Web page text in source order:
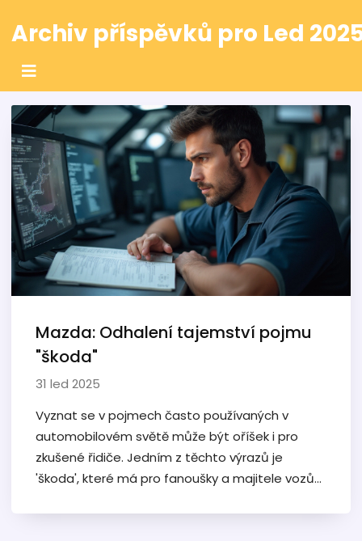
Archiv příspěvků pro Led
Mazda: Odhalení tajemství pojmu
"škoda"
31 led 2025
Vyznat se v pojmech často používaných v
automobilovém světě může být oříšek i pro
zkušené řidiče. Jedním z těchto výrazů je
'škoda', které má pro fanoušky a majitele vozů